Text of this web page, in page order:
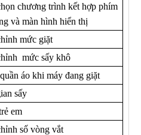
chương trình kết hợp phím
và màn hình hiển thị
mức giặt
mức sấy khô
áo khi máy đang giặt
sấy
em
số vòng vắt